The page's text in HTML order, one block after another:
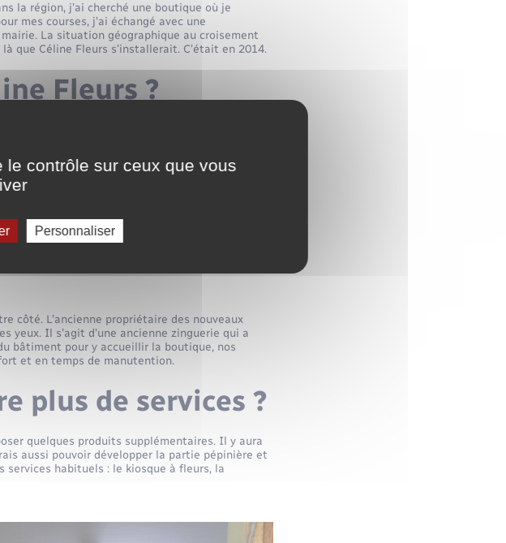
la région, j’ai cherché une boutique où je
mes courses, j’ai échangé avec une
La situation géographique au croisement
que Céline Fleurs s’installerait. C’était en 2014.
Fleurs ?
une idée qui a muri un certain temps dans ma
français. Ici le kiosque est fabriqué à Niort.
que je propose, puisque 90% d’entre elles
mais
ce
côté. L’ancienne propriétaire des nouveaux
yeux. Il s’agit d’une ancienne zinguerie qui a
bâtiment pour y accueillir la boutique, nos
et en temps de manutention.
plus de services ?
quelques produits supplémentaires. Il y aura
aussi pouvoir développer la partie pépinière et
habituels : le kiosque à fleurs, la
contrôle sur ceux que vous
Personnaliser